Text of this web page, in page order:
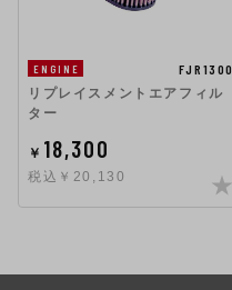
ENGINE
FJR1300
リプレイスメントエアフィル
ター
￥ 18,300
税込￥20,130